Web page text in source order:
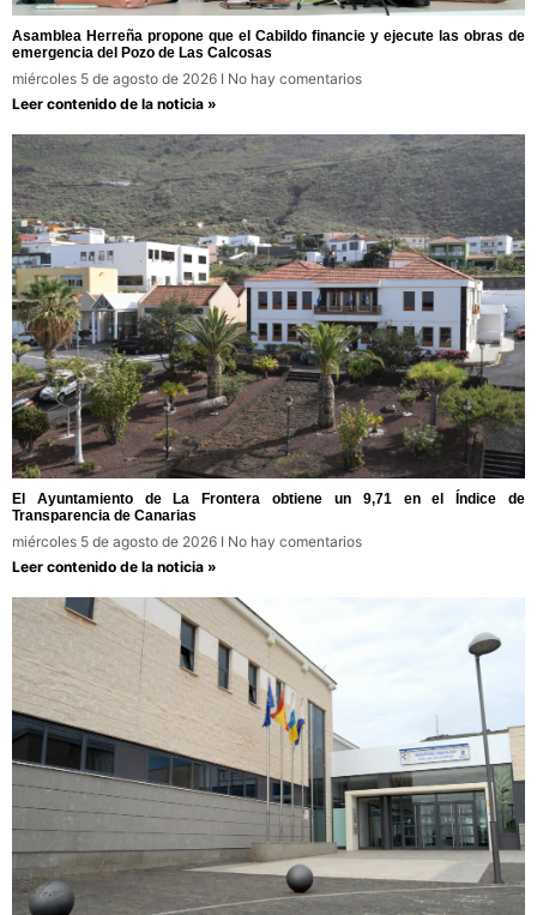
Asamblea Herreña propone que el Cabildo financie y ejecute las obras de
emergencia del Pozo de Las Calcosas
miércoles 5 de agosto de 2026
No hay comentarios
Leer contenido de la noticia »
El Ayuntamiento de La Frontera obtiene un 9,71 en el Índice de
Transparencia de Canarias
miércoles 5 de agosto de 2026
No hay comentarios
Leer contenido de la noticia »